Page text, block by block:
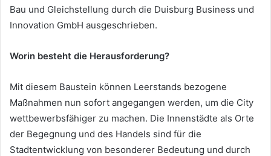
Bau und Gleichstellung durch die Duisburg Business und
Innovation GmbH ausgeschrieben.
Worin besteht die Herausforderung?
Mit diesem Baustein können Leerstands bezogene
Maßnahmen nun sofort angegangen werden, um die City
wettbewerbsfähiger zu machen. Die Innenstädte als Orte
der Begegnung und des Handels sind für die
Stadtentwicklung von besonderer Bedeutung und durch